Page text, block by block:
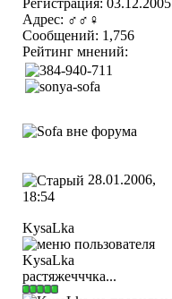
Регистрация: 03.12.2005
Адрес: ♂♂♀
Сообщений: 1,756
Рейтинг мнений:
28.01.2006,
18:54
KysaLka
растяжечччка...